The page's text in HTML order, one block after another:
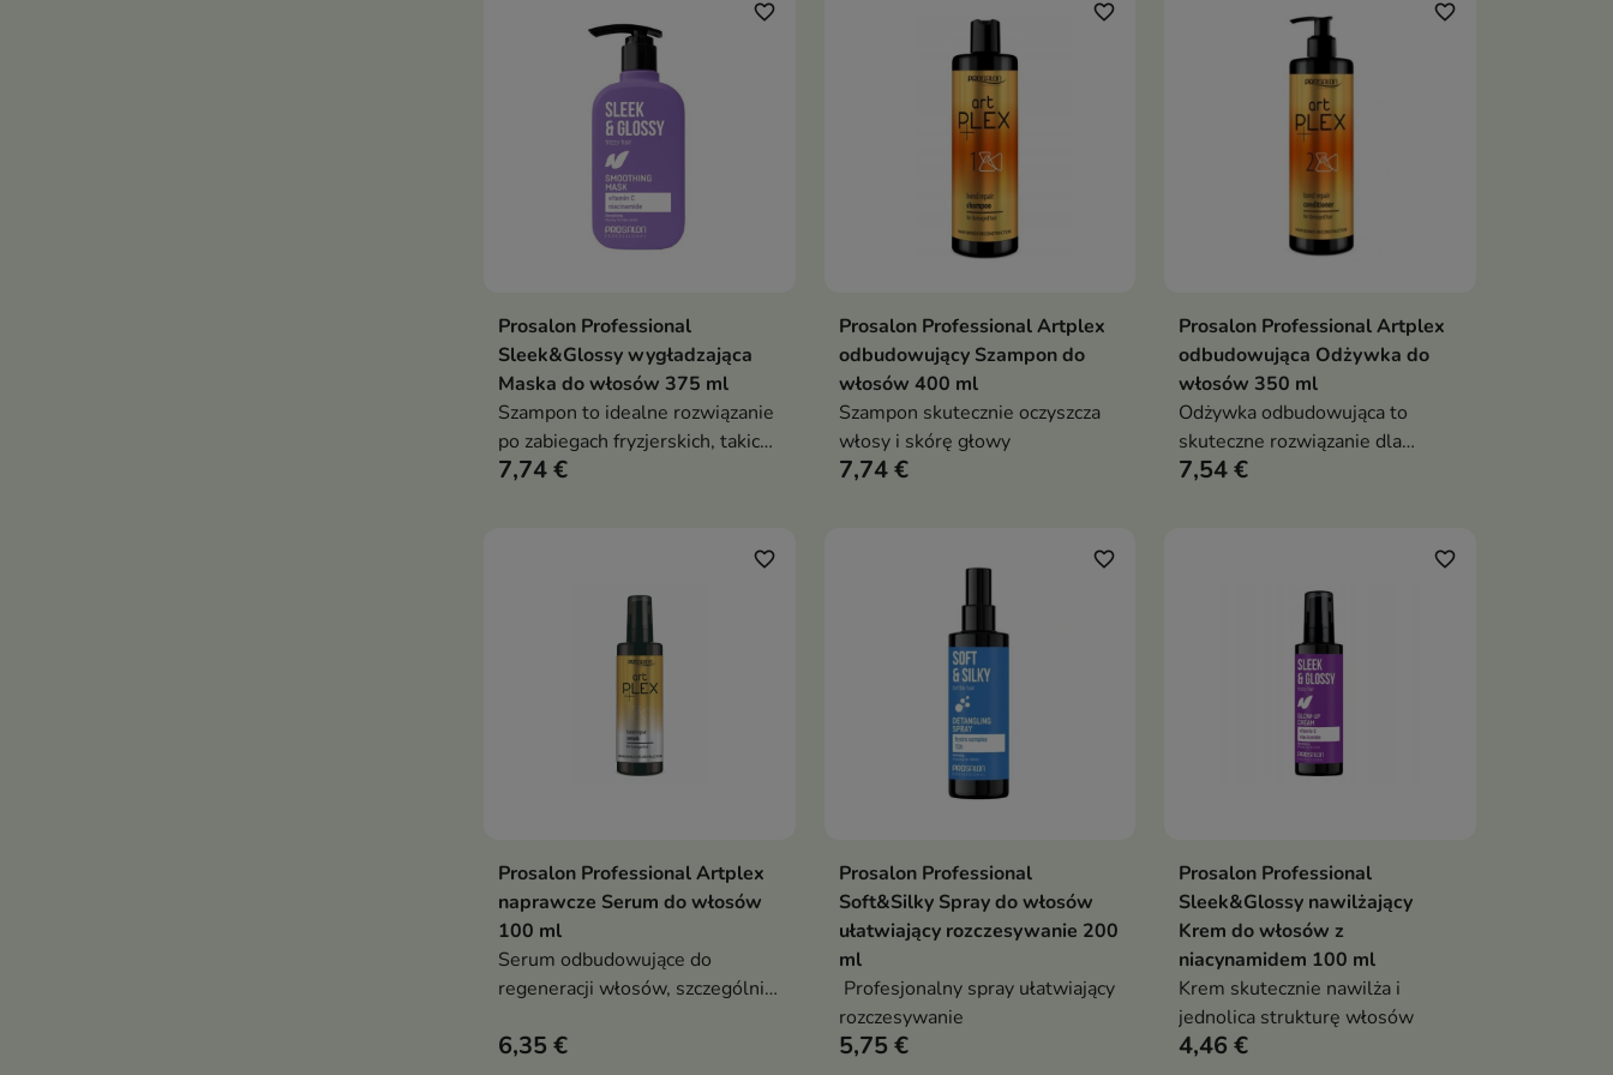
Dodaj do koszyka
favorite_border
Prosalon Professional
Sleek&Glossy wygładzająca
Maska do włosów 375 ml
Szampon to idealne rozwiązanie
po zabiegach fryzjerskich, takich
jak koloryzacja, rozjaśnianie i
7,74 €
Dodaj do koszyka
favorite_border
Prosalon Professional Artplex
odbudowujący Szampon do
włosów 400 ml
Szampon skutecznie oczyszcza
włosy i skórę głowy
7,74 €
Dodaj do koszyka
favorite_border
Prosalon Professional Artplex
odbudowująca Odżywka do
włosów 350 ml
Odżywka odbudowująca to
skuteczne rozwiązanie dla
włosów zniszczonych
7,54 €
Dodaj do koszyka
favorite_border
Prosalon Professional Artplex
naprawcze Serum do włosów
100 ml
Serum odbudowujące do
regeneracji włosów, szczególnie
zabiegami fryzjerskimi, takimi jak
6,35 €
Dodaj do koszyka
favorite_border
Prosalon Professional
Soft&Silky Spray do włosów
ułatwiający rozczesywanie 200
ml
Profesjonalny spray ułatwiający
rozczesywanie
5,75 €
Dodaj do koszyka
favorite_border
Prosalon Professional
Sleek&Glossy nawilżający
Krem do włosów z
niacynamidem 100 ml
Krem skutecznie nawilża i
jednolica strukturę włosów
4,46 €